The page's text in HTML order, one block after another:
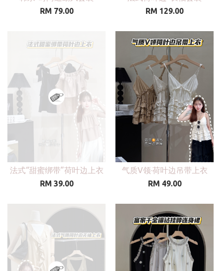
RM 79.00
RM 129.00
法式“甜蜜绑带”荷叶边上衣
RM 39.00
气质V领·荷叶边吊带上衣
RM 49.00